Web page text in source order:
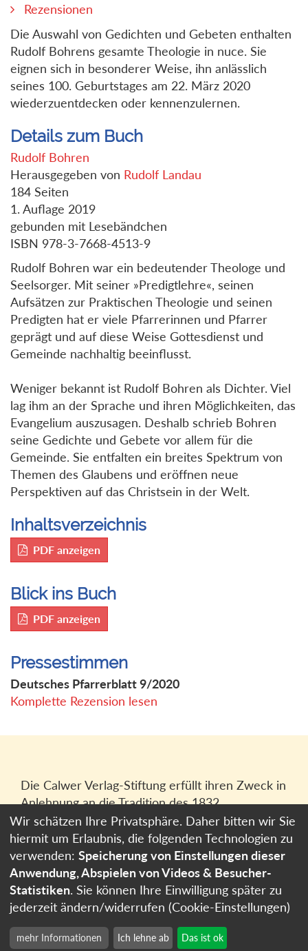
Rezensionen
Die Auswahl von Gedichten und Gebeten enthalten
Rudolf Bohrens gesamte Theologie in nuce. Sie
eignen sich in besonderer Weise, ihn anlässlich
seines 100. Geburtstages am 22. März 2020
wiederzuentdecken oder kennenzulernen.
Details zum Buch
Rudolf Bohren
Herausgegeben von Rudolf Landau
184 Seiten
1. Auflage 2019
gebunden mit Lesebändchen
ISBN 978-3-7668-4513-9
Rudolf Bohren war ein bedeutender Theologe und
Seelsorger. Mit seiner »Predigtlehre«, seinen
Aufsätzen zur Praktischen Theologie und seinen
Predigten hat er viele Pfarrerinnen und Pfarrer
geprägt und auf diese Weise Gottesdienst und
Gemeinde nachhaltig beeinflusst.
Weniger bekannt ist Rudolf Bohren als Dichter. Viel
lag ihm an der Sprache und ihren Möglichkeiten, das
Evangelium auszusagen. Deshalb schrieb Bohren
seine Gedichte und Gebete vor allem für die
Gemeinde. Sie entfalten ein breites Spektrum von
Themen des Glaubens und eröffnen neue
Perspektiven auf das Christsein in der Welt.
Inhaltsverzeichnis
PDF anzeigen
Blick ins Buch
PDF anzeigen
Pressestimmen
Deutsches Pfarrerblatt 9/2020
Komplette Rezension lesen
Die Calwer Verlag-Stiftung erfüllt ihren Zweck in
Anlehnung an die Tradition des 1832
gegründeten Calwer Verlagsvereins, der
heutigen Calwer Verlag Bücher und Medien
GmbHin Stuttgart.
Impressum
Datenschutzerklärung
Cookie-Einstellungen
Wir schätzen Ihre Privatsphäre. Daher bitten wir Sie
hiermit um Erlaubnis, die folgenden Technologien zu
verwenden: Speicherung von Einstellungen dieser
Anwendung, Abspielen von Videos & Besucher-
Statistiken. Sie können Ihre Einwilligung später zu
jederzeit ändern/widerrufen (Cookie-Einstellungen)
mehr Informationen Ich lehne ab Das ist ok